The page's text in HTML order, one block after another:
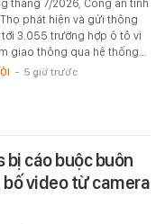
tháng 7/2026, Công an tỉnh
Thọ phát hiện và gửi thông
3.055 trường hợp ô tô vi
giao thông qua hệ thống…
- 5 giờ trước
cáo buộc buôn
bố video từ camera